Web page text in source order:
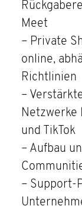
Meet
– Private
online,
Richtlinien
–
Netzwerke
und TikTok
– Aufbau
– Support-